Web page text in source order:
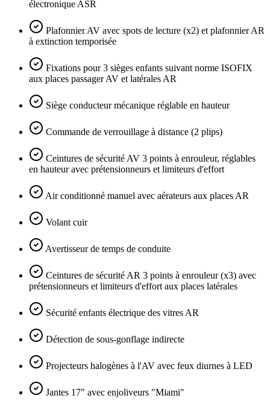
électronique ASR
Plafonnier AV avec spots de lecture (x2) et plafonnier AR
à extinction temporisée
Fixations pour 3 sièges enfants suivant norme ISOFIX
aux places passager AV et latérales AR
Siège conducteur mécanique réglable en hauteur
Commande de verrouillage à distance (2 plips)
Ceintures de sécurité AV 3 points à enrouleur, réglables
en hauteur avec prétensionneurs et limiteurs d'effort
Air conditionné manuel avec aérateurs aux places AR
Volant cuir
Avertisseur de temps de conduite
Ceintures de sécurité AR 3 points à enrouleur (x3) avec
prétensionneurs et limiteurs d'effort aux places latérales
Sécurité enfants électrique des vitres AR
Détection de sous-gonflage indirecte
Projecteurs halogènes à l'AV avec feux diurnes à LED
Jantes 17" avec enjoliveurs "Miami"